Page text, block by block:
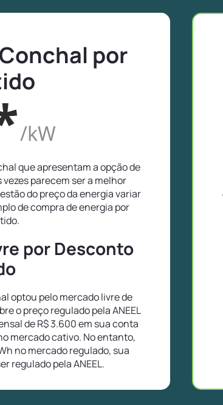
por
/kW
que apresentam a opção de
parecem ser a melhor
do preço da energia variar
de compra de energia por
por Desconto
optou pelo mercado livre de
o preço regulado pela ANEEL
de R$ 3.600 em sua conta
mercado cativo. No entanto,
no mercado regulado, sua
regulado pela ANEEL.